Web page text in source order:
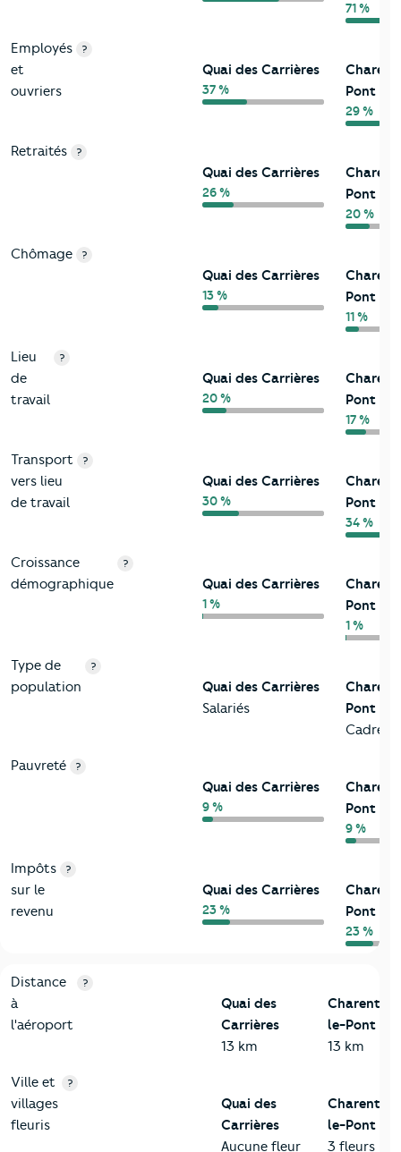
71 %
Employés
et
ouvriers
?
Quai des Carrières
37 %
Pont
29 %
Retraités ?
Quai des Carrières
26 %
Pont
20 %
Chômage ?
Quai des Carrières
13 %
Pont
11 %
Lieu
de
travail
?
Quai des Carrières
20 %
Pont
17 %
Transport
vers lieu
de travail
?
Quai des Carrières
30 %
Pont
34 %
Croissance
démographique
?
Quai des Carrières
1 %
Pont
1 %
Type de
population
?
Quai des Carrières
Salariés
Pont
Cadres
Pauvreté ?
Quai des Carrières
9 %
Pont
9 %
Impôts
sur le
revenu
?
Quai des Carrières
23 %
Pont
23 %
3-Environnement
Critères Quai des Carrières
Distance
à
l'aéroport
?
Quai des
Carrières
13 km
Charenton-
le-Pont
13 km
Ville et
villages
fleuris
?
Quai des
Carrières
Aucune fleur
Charenton-
le-Pont
3 fleurs